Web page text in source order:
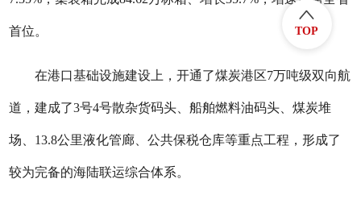
首位。
在港口基础设施建设上，开通了煤炭港区7万吨级双向航
道，建成了3号4号散杂货码头、船舶燃料油码头、煤炭堆
场、13.8公里液化管廊、公共保税仓库等重点工程，形成了
较为完备的海陆联运综合体系。
TOP